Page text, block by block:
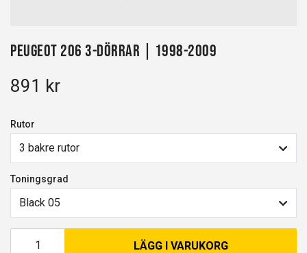
Peugeot 206 3-dörrar | 1998-2009
891 kr
Rutor
3 bakre rutor
Toningsgrad
Black 05
LÄGG I VARUKORG